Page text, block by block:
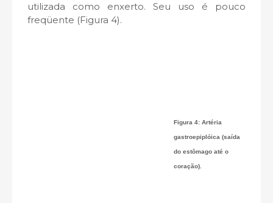
utilizada como enxerto. Seu uso é pouco
freqüente (Figura 4).
Figura 4: Artéria
gastroepiplóica (saída
do estômago até o
coração).